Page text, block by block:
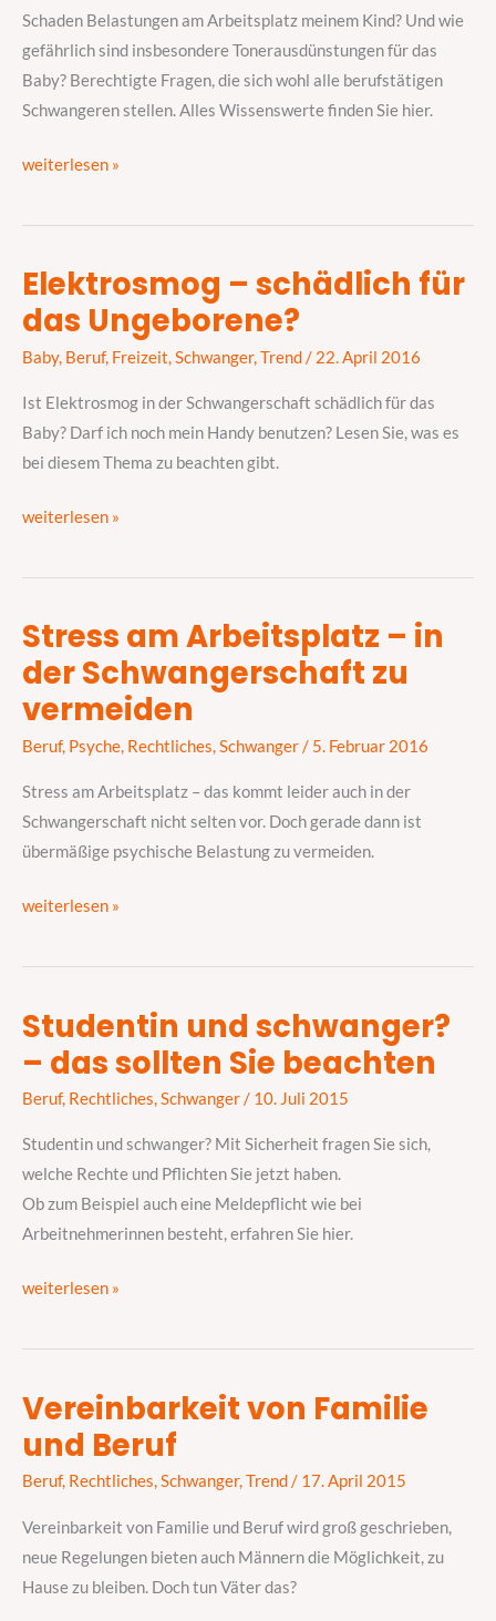
Schaden Belastungen am Arbeitsplatz meinem Kind? Und wie
gefährlich sind insbesondere Tonerausdünstungen für das
Baby? Berechtigte Fragen, die sich wohl alle berufstätigen
Schwangeren stellen. Alles Wissenswerte finden Sie hier.
sie
meinem
Kind?
weiterlesen »
Elektrosmog – schädlich für
das Ungeborene?
Baby, Beruf, Freizeit,Schwanger,Trend/ 22. April 2016
Ist Elektrosmog in der Schwangerschaft schädlich für das
Baby? Darf ich noch mein Handy benutzen? Lesen Sie, was es
bei diesem Thema zu beachten gibt.
Elektrosmog
–
für
das
Ungeborene?
weiterlesen »
Stress am Arbeitsplatz – in
der Schwangerschaft zu
vermeiden
Beruf, Psyche, Rechtliches,Schwanger/ 5. Februar 2016
Stress am Arbeitsplatz – das kommt leider auch in der
Schwangerschaft nicht selten vor. Doch gerade dann ist
übermäßige psychische Belastung zu vermeiden.
Stress
am
–
in
der
Schwangerschaft
zu
weiterlesen »
Studentin und schwanger?
– das sollten Sie beachten
Beruf, Rechtliches,Schwanger/ 10. Juli 2015
Studentin und schwanger? Mit Sicherheit fragen Sie sich,
welche Rechte und Pflichten Sie jetzt haben.
Ob zum Beispiel auch eine Meldepflicht wie bei
Arbeitnehmerinnen besteht, erfahren Sie hier.
Studentin
das
sollten
Sie
beachten
weiterlesen »
Vereinbarkeit von Familie
und Beruf
Beruf, Rechtliches,Schwanger,Trend/ 17. April 2015
Vereinbarkeit von Familie und Beruf wird groß geschrieben,
neue Regelungen bieten auch Männern die Möglichkeit, zu
Hause zu bleiben. Doch tun Väter das?
Vereinbarkeit
von
Beruf